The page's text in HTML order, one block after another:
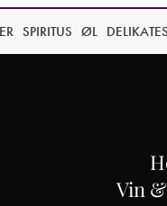
SPIRITUS ØL
Vin